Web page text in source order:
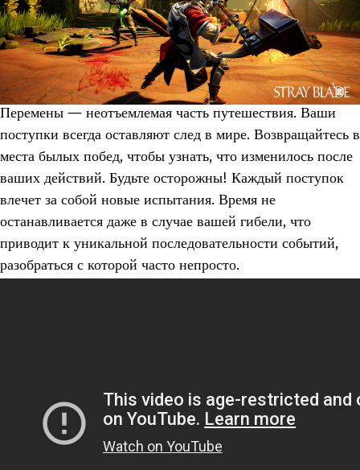
Перемены — неотъемлемая часть путешествия. Ваши
поступки всегда оставляют след в мире. Возвращайтесь в
места былых побед, чтобы узнать, что изменилось после
ваших действий. Будьте осторожны! Каждый поступок
влечет за собой новые испытания. Время не
останавливается даже в случае вашей гибели, что
приводит к уникальной последовательности событий,
разобраться с которой часто непросто.